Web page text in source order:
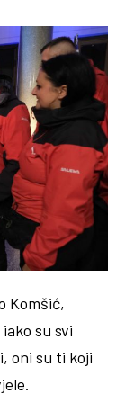
Komšić,
su svi
oni su ti koji